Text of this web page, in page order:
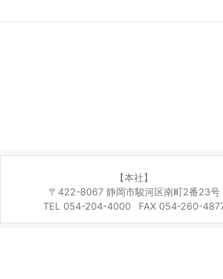
【本社】
〒422-8067 静岡市駿河区南町2番23号
TEL 054-204-4000
FAX 054-260-